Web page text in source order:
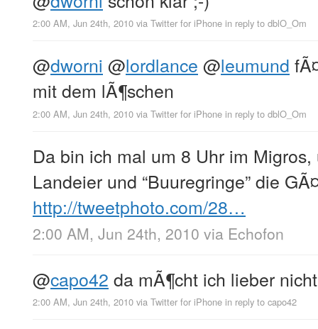
2:00 AM, Jun 24th, 2010 via Twitter for iPhone in reply to dblO_Om
@dworni @lordlance @leumund
mit dem lÃ¶schen
2:00 AM, Jun 24th, 2010 via Twitter for iPhone in reply to dblO_Om
Da bin ich mal um 8 Uhr im
Landeier und “Buuregringe” die
http://tweetphoto.com/28…
2:00 AM, Jun 24th, 2010 via Echofon
@capo42 da mÃ¶cht ich lieber
2:00 AM, Jun 24th, 2010 via Twitter for iPhone in reply to capo42